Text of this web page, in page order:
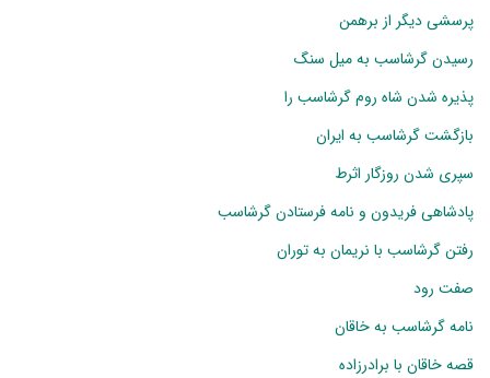
پرسشی دیگر از برهمن
رسیدن گرشاسب به میل سنگ
پذیره شدن شاه روم گرشاسب را
بازگشت گرشاسب به ایران
سپری شدن روزگار اثرط
پادشاهی فریدون و نامه فرستادن گرشاسب
رفتن گرشاسب با نریمان به توران
صفت رود
نامه گرشاسب به خاقان
قصه خاقان با برادرزاده